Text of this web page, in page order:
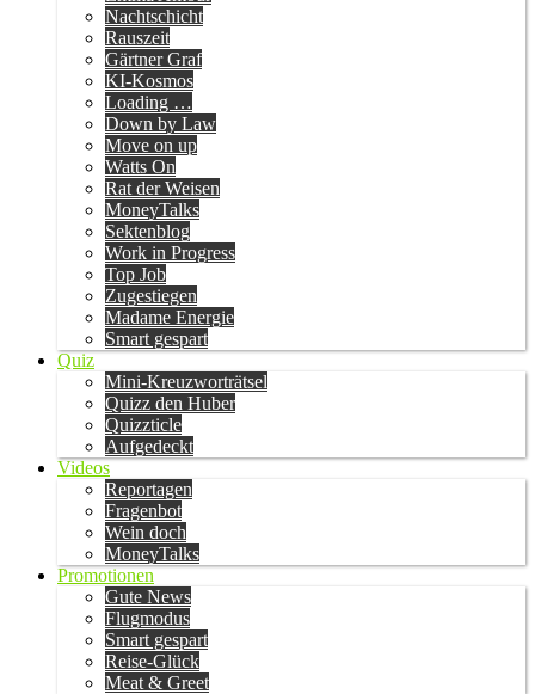
Nachtschicht
Rauszeit
Gärtner Graf
KI-Kosmos
Loading …
Down by Law
Move on up
Watts On
Rat der Weisen
MoneyTalks
Sektenblog
Work in Progress
Top Job
Zugestiegen
Madame Energie
Smart gespart
Quiz
Mini-Kreuzworträtsel
Quizz den Huber
Quizzticle
Aufgedeckt
Videos
Reportagen
Fragenbot
Wein doch
MoneyTalks
Promotionen
Gute News
Flugmodus
Smart gespart
Reise-Glück
Meat & Greet